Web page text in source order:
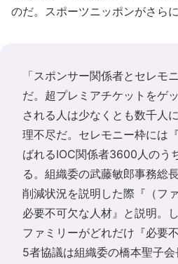
のだ。スポーツニッポンがさらに
「スポンサー関係者とセレモ
だ。超プレミアチケットをゲ
される人は少なくとも数千人
理不尽だ。セレモニー枠には
ばれるIOC関係者3600人のう
る。組織委の武藤敏郎事務総
削減状況を説明した際『（フ
必要不可欠な人材』と説明。
ファミリーがどれだけ『必要
5者協議は組織委の橋本聖子会